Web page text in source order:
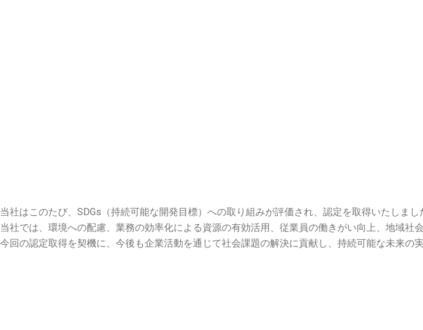
当社はこのたび、SDGs（持続可能な開発目標）への取り組みが評価され、認定を取得いたしまし
当社では、環境への配慮、業務の効率化による資源の有効活用、従業員の働きがい向上、地域
今回の認定取得を契機に、今後も企業活動を通じて社会課題の解決に貢献し、持続可能な未来の